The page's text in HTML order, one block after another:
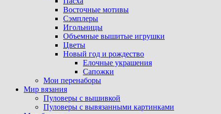
Восточные мотивы
Сэмплеры
Игольницы
Объемные вышитые игрушки
Цветы
Новый год и рождество
Елочные украшения
Сапожки
Мои перенаборы
Мир вязания
Пуловеры с вышивкой
Пуловеры с вывязанными картинками